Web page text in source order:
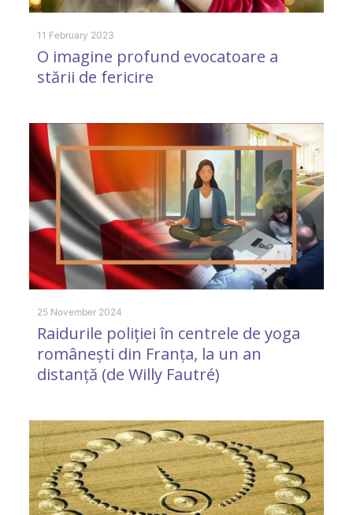
11 February 2023
O imagine profund evocatoare a
stării de fericire
25 November 2024
Raidurile poliției în centrele de yoga
românești din Franța, la un an
distanță (de Willy Fautré)